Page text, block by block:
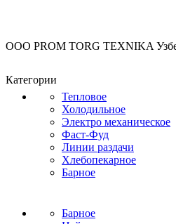
OOO PROM TORG TEXNIKA
Категории
Тепловое
Холодильное
Электро механическое
Фаст-Фуд
Линии раздачи
Хлебопекарное
Барное
Барное